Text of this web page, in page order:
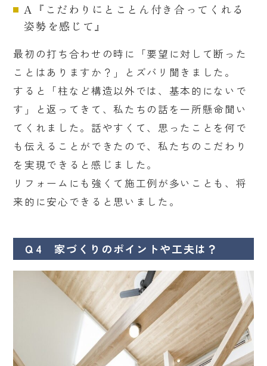
A『こだわりにとことん付き合ってくれる
姿勢を感じて』
最初の打ち合わせの時に「要望に対して断った
ことはありますか？」とズバリ聞きました。
すると「柱など構造以外では、基本的にないで
す」と返ってきて、私たちの話を一所懸命聞い
てくれました。話やすくて、思ったことを何で
も伝えることができたので、私たちのこだわり
を実現できると感じました。
リフォームにも強くて施工例が多いことも、将
来的に安心できると思いました。
Ｑ4 家づくりのポイントや工夫は？